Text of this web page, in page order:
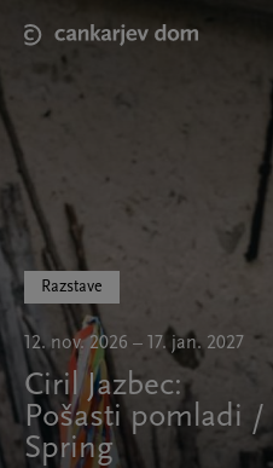
main
Razstave
12. nov. 2026 – 17. jan. 2027
Ciril Jazbec:
Pošasti pomladi
Spring